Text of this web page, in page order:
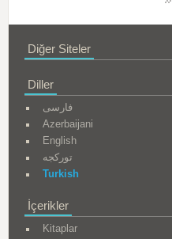
Diğer Siteler
Diller
فارسی
Azerbaijani
English
تورکجه
Turkish
İçerikler
Kitaplar